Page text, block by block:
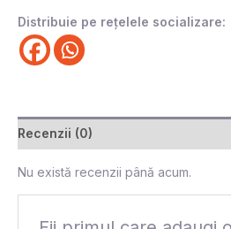
Distribuie pe rețelele socializare:
Recenzii (0)
Nu există recenzii până acum.